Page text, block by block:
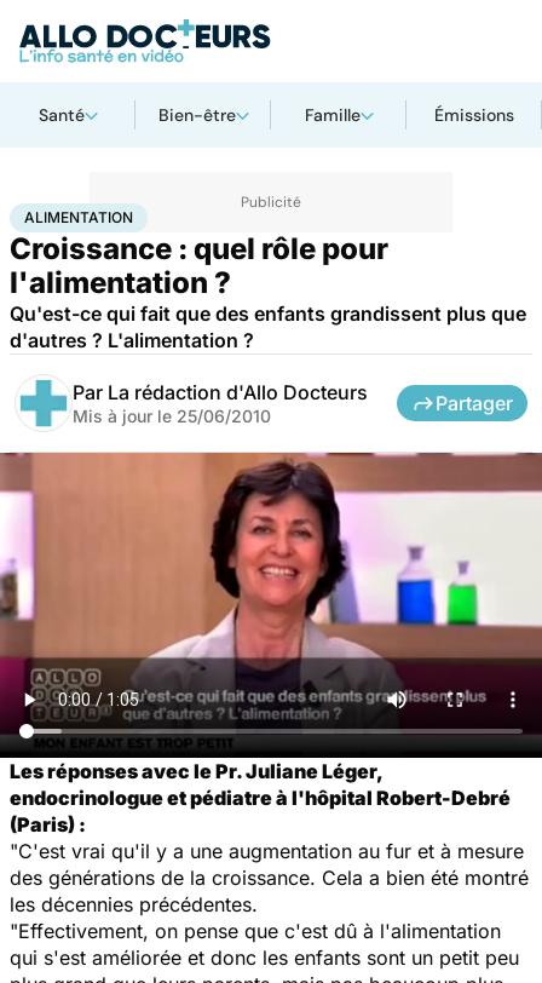
Santé Bien-être Famille Émissions
AccueilFamilleEnfant Alimentation
ALIMENTATION
Croissance : quel rôle pour
l'alimentation ?
Qu'est-ce qui fait que des enfants grandissent plus que
d'autres ? L'alimentation ?
Par La rédaction d'Allo Docteurs
Mis à jour le 25/06/2010
Partager
Les réponses avec le Pr. Juliane Léger,
endocrinologue et pédiatre à l'hôpital Robert-Debré
(Paris) :
"C'est vrai qu'il y a une augmentation au fur et à mesure
des générations de la croissance. Cela a bien été montré
les décennies précédentes.
"Effectivement, on pense que c'est dû à l'alimentation
qui s'est améliorée et donc les enfants sont un petit peu